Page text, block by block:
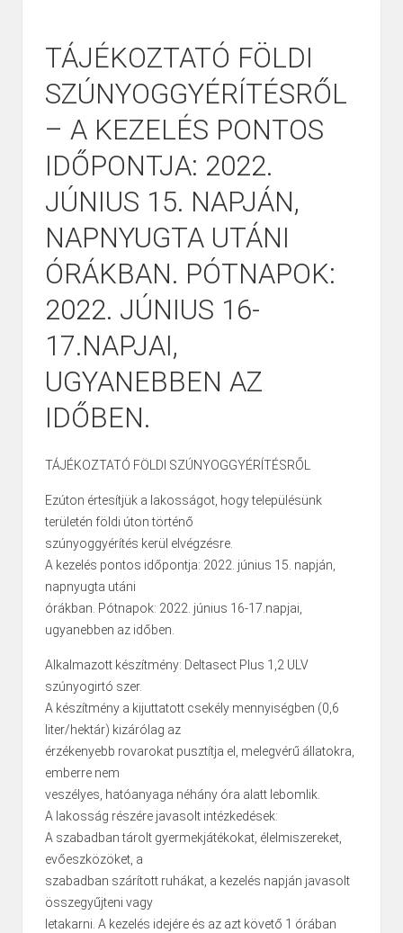
TÁJÉKOZTATÓ FÖLDI
SZÚNYOGGYÉRÍTÉSRŐL
– A KEZELÉS PONTOS
IDŐPONTJA: 2022.
JÚNIUS 15. NAPJÁN,
NAPNYUGTA UTÁNI
ÓRÁKBAN. PÓTNAPOK:
2022. JÚNIUS 16-
17.NAPJAI,
UGYANEBBEN AZ
IDŐBEN.
TÁJÉKOZTATÓ FÖLDI SZÚNYOGGYÉRÍTÉSRŐL
Ezúton értesítjük a lakosságot, hogy településünk
területén földi úton történő
szúnyoggyérítés kerül elvégzésre.
A kezelés pontos időpontja: 2022. június 15. napján,
napnyugta utáni
órákban. Pótnapok: 2022. június 16-17.napjai,
ugyanebben az időben.
Alkalmazott készítmény: Deltasect Plus 1,2 ULV
szúnyogirtó szer.
A készítmény a kijuttatott csekély mennyiségben (0,6
liter/hektár) kizárólag az
érzékenyebb rovarokat pusztítja el, melegvérű állatokra,
emberre nem
veszélyes, hatóanyaga néhány óra alatt lebomlik.
A lakosság részére javasolt intézkedések:
A szabadban tárolt gyermekjátékokat, élelmiszereket,
evőeszközöket, a
szabadban szárított ruhákat, a kezelés napján javasolt
összegyűjteni vagy
letakarni. A kezelés idejére és az azt követő 1 órában